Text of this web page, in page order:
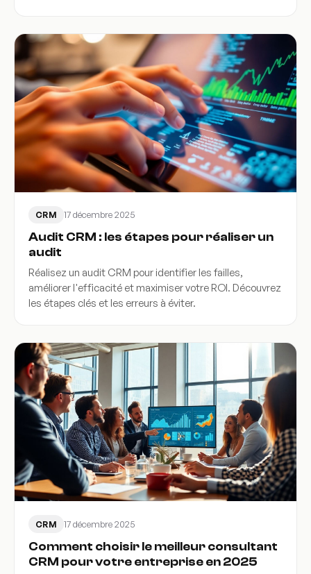
CRM 17 décembre 2025
Audit CRM : les étapes pour réaliser un
audit
Réalisez un audit CRM pour identifier les failles,
améliorer l'efficacité et maximiser votre ROI. Découvrez
les étapes clés et les erreurs à éviter.
CRM 17 décembre 2025
Comment choisir le meilleur consultant
CRM pour votre entreprise en 2025